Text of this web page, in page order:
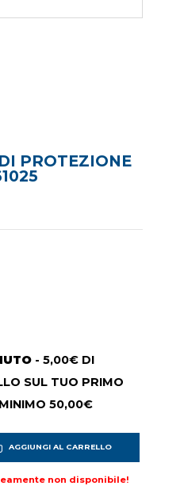
PROTEZIONE
- 5,00€ DI
SUL TUO PRIMO
50,00€
AGGIUNGI AL CARRELLO
non disponibile!